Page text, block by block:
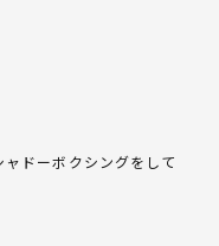
ドーボクシングをして